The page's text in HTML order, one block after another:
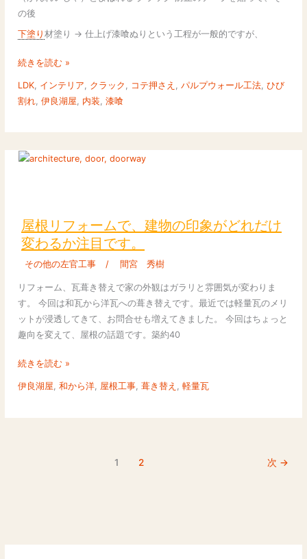
で
モ
ン
な
内
現。
の後
下塗り材塗り → 仕上げ漆喰ぬりという工程が一般的ですが、
割
（ク
ッ
ク）
が
に
り
壁
紙
下
地
に
る
漆
続きを読む »
LDK インテリア クラック コテ押さえ ,パルプウォール工法 ,ひび
割れ ,伊良湖屋 内装 ,漆喰
屋根リフォームで、建物の印象がどれだけ
変わるか注目です。
その他の左官工事 / 間宮 秀樹
リフォーム、瓦葺き替えで家の外観はガラリと雰囲気が変わりま
す。 今回は和瓦から洋瓦への葺き替えです。最近では軽量瓦のメリ
ットが浸透してきて、お問合せも増えてきました。 今回はちょっと
趣向を変えて、屋根の話題です。築約40
リ
フ
ォ
ー
ム
で、
物
印
が
続きを読む »
伊良湖屋,和から洋, 屋根工事,葺き替え ,軽量瓦
1 2 次 →